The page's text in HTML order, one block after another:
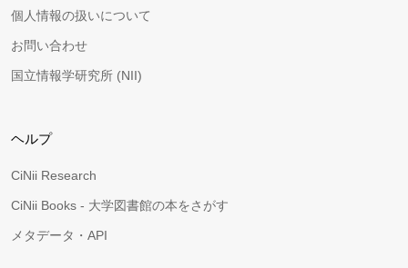
個人情報の扱いについて
お問い合わせ
国立情報学研究所 (NII)
ヘルプ
CiNii Research
CiNii Books - 大学図書館の本をさがす
メタデータ・API